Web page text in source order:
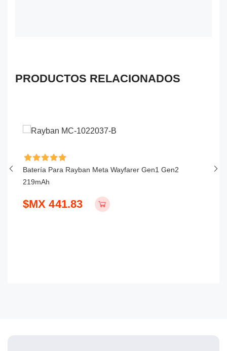
PRODUCTOS RELACIONADOS
Batería Para Rayban Meta Wayfarer Gen1 Gen2
219mAh
$MX 441.83